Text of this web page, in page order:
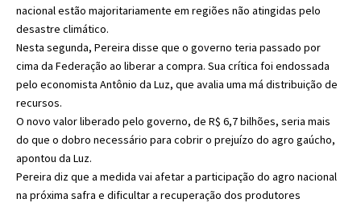
nacional estão majoritariamente em regiões não atingidas pelo
desastre climático.
Nesta segunda, Pereira disse que o governo teria passado por
cima da Federação ao liberar a compra. Sua crítica foi endossada
pelo economista Antônio da Luz, que avalia uma má distribuição de
recursos.
O novo valor liberado pelo governo, de R$ 6,7 bilhões, seria mais
do que o dobro necessário para cobrir o prejuízo do agro gaúcho,
apontou da Luz.
Pereira diz que a medida vai afetar a participação do agro nacional
na próxima safra e dificultar a recuperação dos produtores